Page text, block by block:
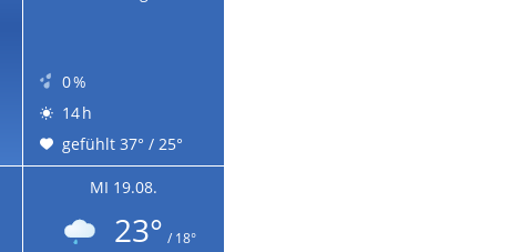
0 %
14 h
gefühlt 37° / 25°
MI 19.08.
23° / 18°